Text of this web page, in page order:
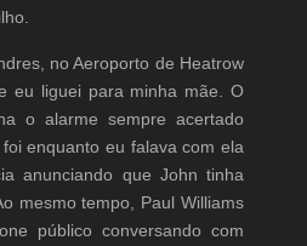
no Aeroporto de Heatrow
eu liguei para minha mãe. O
o alarme sempre acertado
enquanto eu falava com ela
anunciando que John tinha
mesmo tempo, Paul Williams
público conversando com